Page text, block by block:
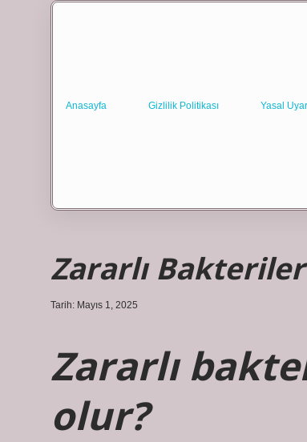
Anasayfa Gizlilik Politikası Yasal
Zararlı
Tarih: Mayıs 1, 2025
Zararlı
olur?